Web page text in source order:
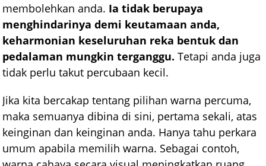
membolehkan anda. Ia tidak berupaya
menghindarinya demi keutamaan anda,
keharmonian keseluruhan reka bentuk dan
pedalaman mungkin terganggu. Tetapi anda juga
tidak perlu takut percubaan kecil.
Jika kita bercakap tentang pilihan warna percuma,
maka semuanya dibina di sini, pertama sekali, atas
keinginan dan keinginan anda. Hanya tahu perkara
umum apabila memilih warna. Sebagai contoh,